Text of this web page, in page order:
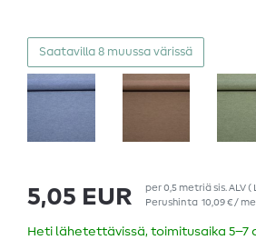
Saatavilla 8 muussa värissä
5,05 EUR per0,5 metriäsis. ALV(
Perushinta 10,09 € /
Heti lähetettävissä, toimitusaika 5–7